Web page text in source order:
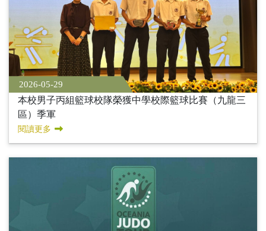
2026-05-29
本校男子丙組籃球校隊榮獲中學校際籃球比賽（九龍三
區）季軍
閱讀更多